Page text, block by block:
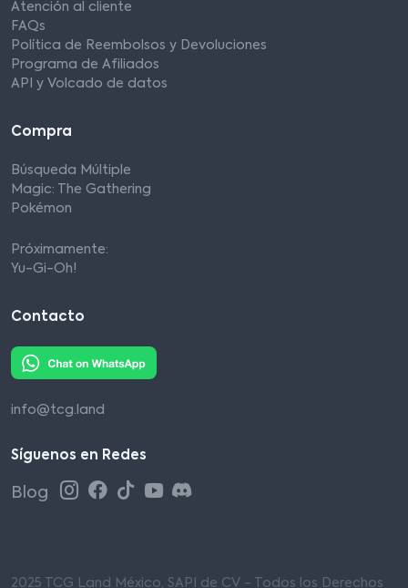
Atención al cliente
FAQs
Política de Reembolsos y Devoluciones
Programa de Afiliados
API y Volcado de datos
Compra
Búsqueda Múltiple
Magic: The Gathering
Pokémon
Próximamente:
Yu-Gi-Oh!
Contacto
info@tcg.land
Síguenos en Redes
Blog
2025 TCG Land México, SAPI de CV - Todos los Derechos